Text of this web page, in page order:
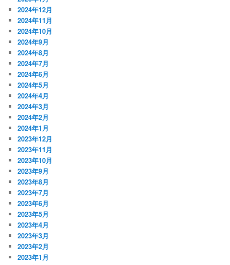
2024年12月
2024年11月
2024年10月
2024年9月
2024年8月
2024年7月
2024年6月
2024年5月
2024年4月
2024年3月
2024年2月
2024年1月
2023年12月
2023年11月
2023年10月
2023年9月
2023年8月
2023年7月
2023年6月
2023年5月
2023年4月
2023年3月
2023年2月
2023年1月